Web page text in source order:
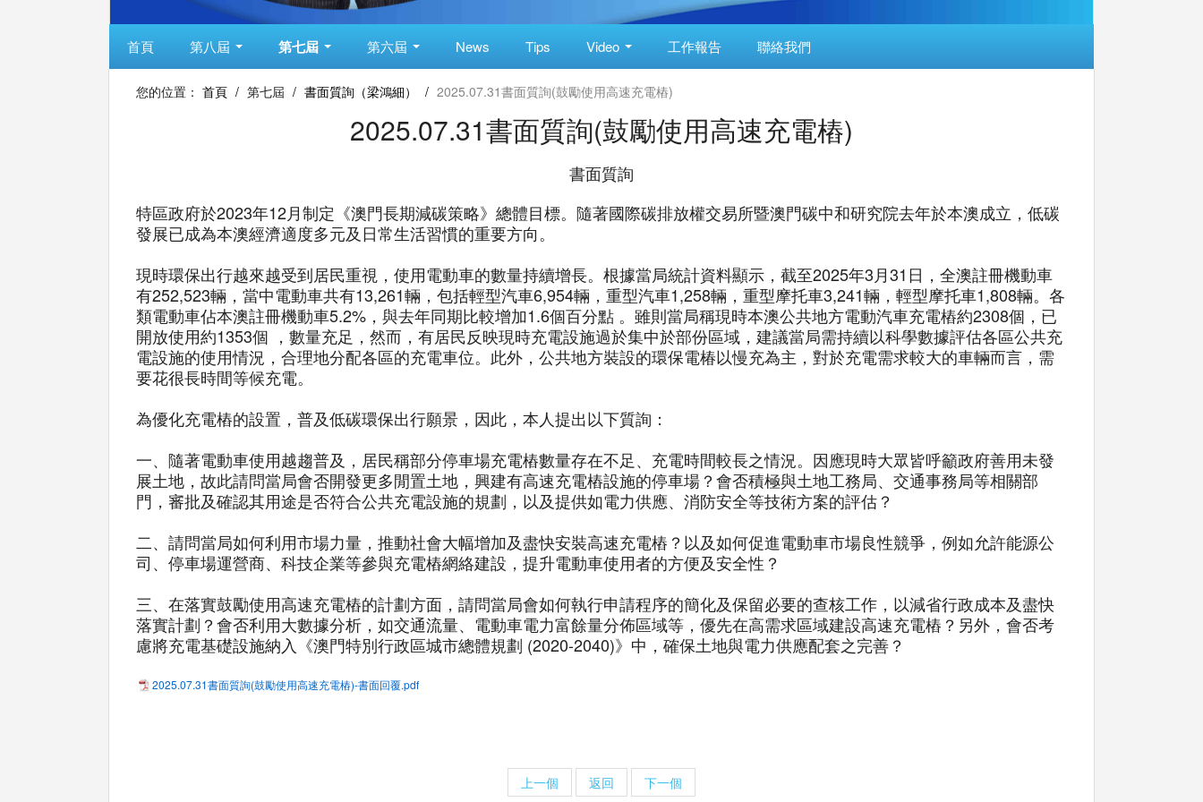
首頁 第八屆 第七屆 第六屆 News Tips Video 工作報告 聯絡我們
您的位置： 首頁 / 第七屆 / 書面質詢（梁鴻細） / 2025.07.31書面質詢(鼓勵使用高速充電樁)
2025.07.31書面質詢(鼓勵使用高速充電樁)
書面質詢
特區政府於2023年12月制定《澳門長期減碳策略》總體目標。隨著國際碳排放權交易所暨澳門碳中和研究院去年於本澳成立，低碳
發展已成為本澳經濟適度多元及日常生活習慣的重要方向。
現時環保出行越來越受到居民重視，使用電動車的數量持續增長。根據當局統計資料顯示，截至2025年3月31日，全澳註冊機動車
有252,523輛，當中電動車共有13,261輛，包括輕型汽車6,954輛，重型汽車1,258輛，重型摩托車3,241輛，輕型摩托車1,808輛。各
類電動車佔本澳註冊機動車5.2%，與去年同期比較增加1.6個百分點 。雖則當局稱現時本澳公共地方電動汽車充電樁約2308個，已
開放使用約1353個 ，數量充足，然而，有居民反映現時充電設施過於集中於部份區域，建議當局需持續以科學數據評估各區公共充
電設施的使用情況，合理地分配各區的充電車位。此外，公共地方裝設的環保電椿以慢充為主，對於充電需求較大的車輛而言，需
要花很長時間等候充電。
為優化充電樁的設置，普及低碳環保出行願景，因此，本人提出以下質詢：
一、隨著電動車使用越趨普及，居民稱部分停車場充電樁數量存在不足、充電時間較長之情況。因應現時大眾皆呼籲政府善用未發
展土地，故此請問當局會否開發更多閒置土地，興建有高速充電樁設施的停車場？會否積極與土地工務局、交通事務局等相關部
門，審批及確認其用途是否符合公共充電設施的規劃，以及提供如電力供應、消防安全等技術方案的評估？
二、請問當局如何利用市場力量，推動社會大幅增加及盡快安裝高速充電樁？以及如何促進電動車市場良性競爭，例如允許能源公
司、停車場運營商、科技企業等參與充電樁網絡建設，提升電動車使用者的方便及安全性？
三、在落實鼓勵使用高速充電樁的計劃方面，請問當局會如何執行申請程序的簡化及保留必要的查核工作，以減省行政成本及盡快
落實計劃？會否利用大數據分析，如交通流量、電動車電力富餘量分佈區域等，優先在高需求區域建設高速充電樁？另外，會否考
慮將充電基礎設施納入《澳門特別行政區城市總體規劃 (2020-2040)》中，確保土地與電力供應配套之完善？
2025.07.31書面質詢(鼓勵使用高速充電樁)-書面回覆.pdf
上一個 返回 下一個